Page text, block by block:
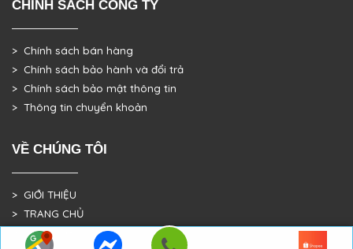
CHÍNH SÁCH CÔNG TY
> Chính sách bán hàng
> Chính sách bảo hành và đổi trả
> Chính sách bảo mật thông tin
> Thông tin chuyển khoản
VỀ CHÚNG TÔI
> GIỚI THIỆU
> TRANG CHỦ
> DỰ ÁN THỰC TẾ